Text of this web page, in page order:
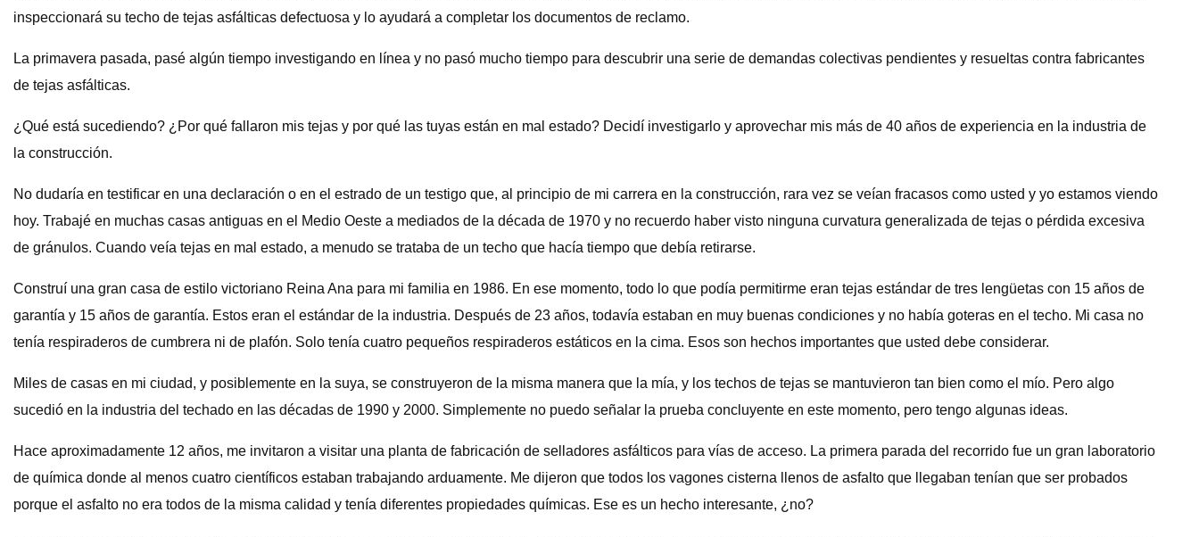
inspeccionará su techo de tejas asfálticas defectuosa y lo ayudará a completar los documentos de reclamo.
La primavera pasada, pasé algún tiempo investigando en línea y no pasó mucho tiempo para descubrir una serie de demandas colectivas pendientes y resueltas contra fabricantes
de tejas asfálticas.
¿Qué está sucediendo? ¿Por qué fallaron mis tejas y por qué las tuyas están en mal estado? Decidí investigarlo y aprovechar mis más de 40 años de experiencia en la industria de
la construcción.
No dudaría en testificar en una declaración o en el estrado de un testigo que, al principio de mi carrera en la construcción, rara vez se veían fracasos como usted y yo estamos viendo
hoy. Trabajé en muchas casas antiguas en el Medio Oeste a mediados de la década de 1970 y no recuerdo haber visto ninguna curvatura generalizada de tejas o pérdida excesiva
de gránulos. Cuando veía tejas en mal estado, a menudo se trataba de un techo que hacía tiempo que debía retirarse.
Construí una gran casa de estilo victoriano Reina Ana para mi familia en 1986. En ese momento, todo lo que podía permitirme eran tejas estándar de tres lengüetas con 15 años de
garantía y 15 años de garantía. Estos eran el estándar de la industria. Después de 23 años, todavía estaban en muy buenas condiciones y no había goteras en el techo. Mi casa no
tenía respiraderos de cumbrera ni de plafón. Solo tenía cuatro pequeños respiraderos estáticos en la cima. Esos son hechos importantes que usted debe considerar.
Miles de casas en mi ciudad, y posiblemente en la suya, se construyeron de la misma manera que la mía, y los techos de tejas se mantuvieron tan bien como el mío. Pero algo
sucedió en la industria del techado en las décadas de 1990 y 2000. Simplemente no puedo señalar la prueba concluyente en este momento, pero tengo algunas ideas.
Hace aproximadamente 12 años, me invitaron a visitar una planta de fabricación de selladores asfálticos para vías de acceso. La primera parada del recorrido fue un gran laboratorio
de química donde al menos cuatro científicos estaban trabajando arduamente. Me dijeron que todos los vagones cisterna llenos de asfalto que llegaban tenían que ser probados
porque el asfalto no era todos de la misma calidad y tenía diferentes propiedades químicas. Ese es un hecho interesante, ¿no?